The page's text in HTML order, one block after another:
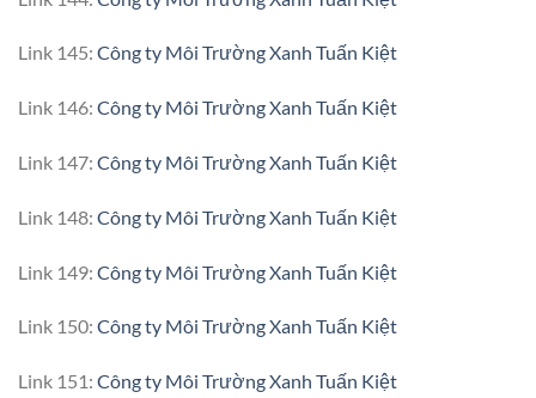
Link 145: Công ty Môi Trường Xanh Tuấn Kiệt
Link 146: Công ty Môi Trường Xanh Tuấn Kiệt
Link 147: Công ty Môi Trường Xanh Tuấn Kiệt
Link 148: Công ty Môi Trường Xanh Tuấn Kiệt
Link 149: Công ty Môi Trường Xanh Tuấn Kiệt
Link 150: Công ty Môi Trường Xanh Tuấn Kiệt
Link 151: Công ty Môi Trường Xanh Tuấn Kiệt